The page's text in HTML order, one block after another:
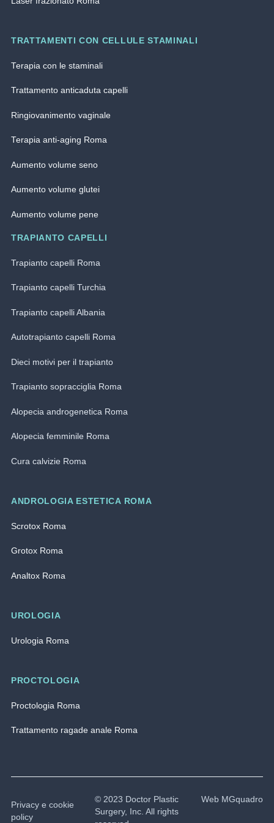
TRATTAMENTI CON CELLULE STAMINALI
Terapia con le staminali
Trattamento anticaduta capelli
Ringiovanimento vaginale
Terapia anti-aging Roma
Aumento volume seno
Aumento volume glutei
Aumento volume pene
TRAPIANTO CAPELLI
Trapianto capelli Roma
Trapianto capelli Turchia
Trapianto capelli Albania
Autotrapianto capelli Roma
Dieci motivi per il trapianto
Trapianto sopracciglia Roma
Alopecia androgenetica Roma
Alopecia femminile Roma
Cura calvizie Roma
ANDROLOGIA ESTETICA ROMA
Scrotox Roma
Grotox Roma
Analtox Roma
UROLOGIA
Urologia Roma
PROCTOLOGIA
Proctologia Roma
Trattamento ragade anale Roma
Privacy e cookie
policy
© 2023 Doctor Plastic
Surgery, Inc. All rights
Web MGquadro